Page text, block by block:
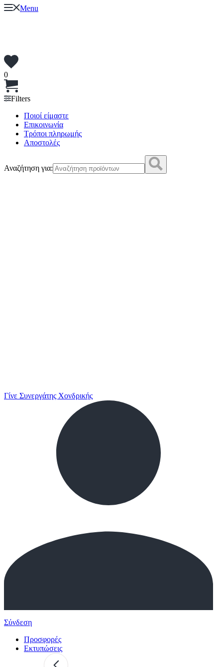
Menu
0
Filters
Ποιοί είμαστε
Επικοινωνία
Τρόποι πληρωμής
Αποστολές
Αναζήτηση για:
Γίνε Συνεργάτης Χονδρικής
Σύνδεση
Προσφορές
Εκτυπώσεις